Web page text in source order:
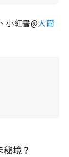
、小紅書@大爾
境？